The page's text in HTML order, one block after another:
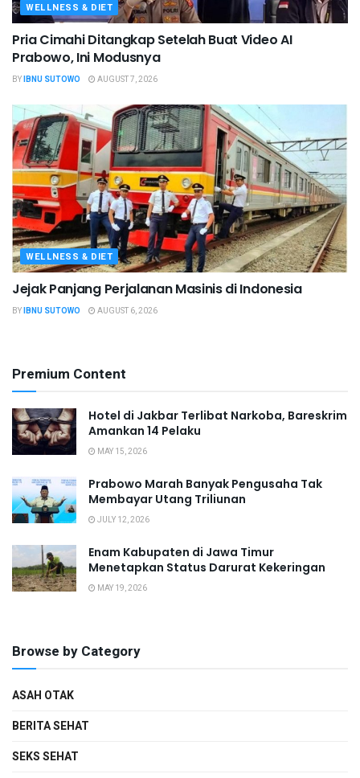
WELLNESS & DIET
Pria Cimahi Ditangkap Setelah Buat Video AI
Prabowo, Ini Modusnya
BYIBNU SUTOWO AUGUST 7, 2026
WELLNESS & DIET
Jejak Panjang Perjalanan Masinis di Indonesia
BYIBNU SUTOWO AUGUST 6, 2026
Premium Content
Hotel di Jakbar Terlibat Narkoba, Bareskrim
Amankan 14 Pelaku
MAY 15, 2026
Prabowo Marah Banyak Pengusaha Tak
Membayar Utang Triliunan
JULY 12, 2026
Enam Kabupaten di Jawa Timur
Menetapkan Status Darurat Kekeringan
MAY 19, 2026
Browse by Category
ASAH OTAK
BERITA SEHAT
SEKS SEHAT